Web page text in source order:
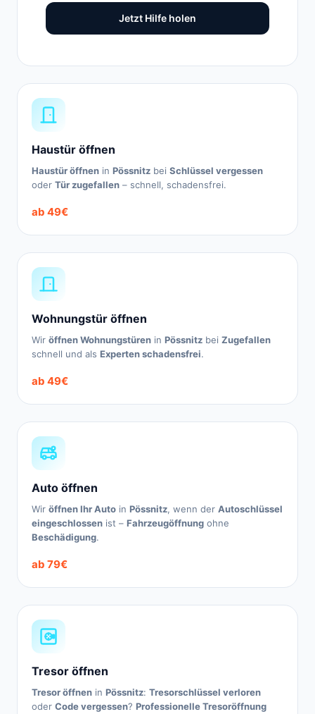
Jetzt Hilfe holen
Haustür öffnen
Haustür öffnen in Pössnitz bei Schlüssel vergessen
oder Tür zugefallen – schnell, schadensfrei.
ab 49€
Wohnungstür öffnen
Wir öffnen Wohnungstüren in Pössnitz bei Zugefallen
schnell und als Experten schadensfrei.
ab 49€
Auto öffnen
Wir öffnen Ihr Auto in Pössnitz, wenn der Autoschlüssel
eingeschlossen ist – Fahrzeugöffnung ohne
Beschädigung.
ab 79€
Tresor öffnen
Tresor öffnen in Pössnitz: Tresorschlüssel verloren
oder Code vergessen? Professionelle Tresoröffnung